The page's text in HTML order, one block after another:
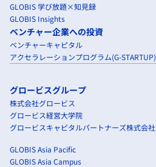
GLOBIS 学び放題×知見録
GLOBIS Insights
ベンチャー企業への投資
ベンチャーキャピタル
アクセラレーションプログラム(G-STARTUP)
グロービスグループ
株式会社グロービス
グロービス経営大学院
グロービスキャピタルパートナーズ株式会社
GLOBIS Asia Pacific
GLOBIS Asia Campus